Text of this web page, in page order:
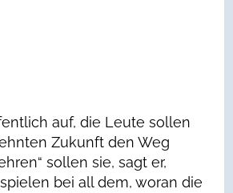
auf, die Leute sollen
Zukunft den Weg
sollen sie, sagt er,
bei all dem, woran die